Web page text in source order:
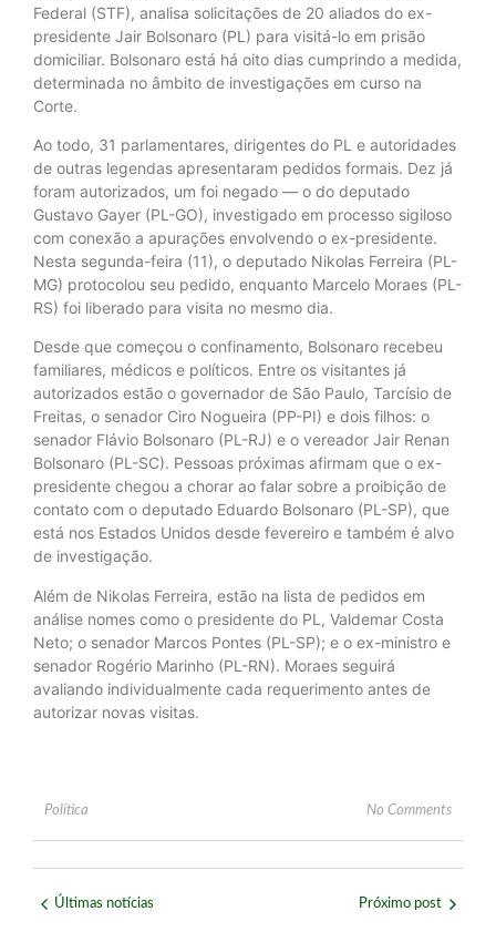
Federal (STF), analisa solicitações de 20 aliados do ex-
presidente Jair Bolsonaro (PL) para visitá-lo em prisão
domiciliar. Bolsonaro está há oito dias cumprindo a medida,
determinada no âmbito de investigações em curso na
Corte.
Ao todo, 31 parlamentares, dirigentes do PL e autoridades
de outras legendas apresentaram pedidos formais. Dez já
foram autorizados, um foi negado — o do deputado
Gustavo Gayer (PL-GO), investigado em processo sigiloso
com conexão a apurações envolvendo o ex-presidente.
Nesta segunda-feira (11), o deputado Nikolas Ferreira (PL-
MG) protocolou seu pedido, enquanto Marcelo Moraes (PL-
RS) foi liberado para visita no mesmo dia.
Desde que começou o confinamento, Bolsonaro recebeu
familiares, médicos e políticos. Entre os visitantes já
autorizados estão o governador de São Paulo, Tarcísio de
Freitas, o senador Ciro Nogueira (PP-PI) e dois filhos: o
senador Flávio Bolsonaro (PL-RJ) e o vereador Jair Renan
Bolsonaro (PL-SC). Pessoas próximas afirmam que o ex-
presidente chegou a chorar ao falar sobre a proibição de
contato com o deputado Eduardo Bolsonaro (PL-SP), que
está nos Estados Unidos desde fevereiro e também é alvo
de investigação.
Além de Nikolas Ferreira, estão na lista de pedidos em
análise nomes como o presidente do PL, Valdemar Costa
Neto; o senador Marcos Pontes (PL-SP); e o ex-ministro e
senador Rogério Marinho (PL-RN). Moraes seguirá
avaliando individualmente cada requerimento antes de
autorizar novas visitas.
Política No Comments
Últimas notícias Próximo post